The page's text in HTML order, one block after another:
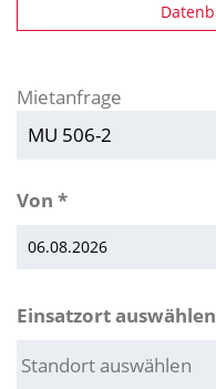
Mietanfrage
Von *
Einsatzort auswählen